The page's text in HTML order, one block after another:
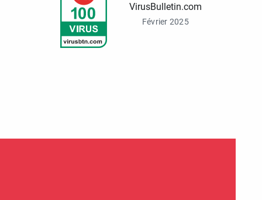
VirusBulletin.com
Février 2025